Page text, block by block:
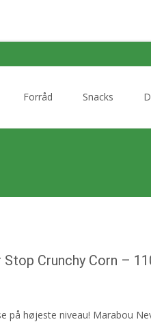
Forråd Snacks
Crunchy Corn –
på højeste niveau! Marabou